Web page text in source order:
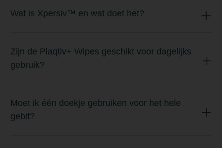
Wat is Xpersiv™ en wat doet het?
Zijn de Plaqtiv+ Wipes geschikt voor dagelijks
gebruik?
Moet ik één doekje gebruiken voor het hele
gebit?